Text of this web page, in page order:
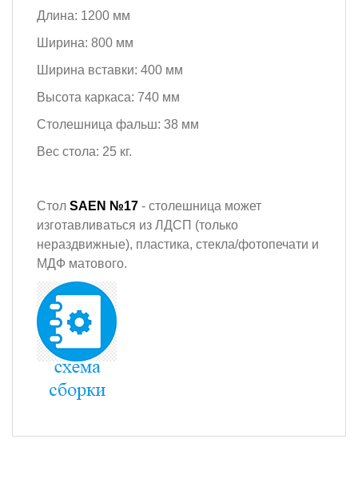
Длина: 1200 мм
Ширина: 800 мм
Ширина вставки: 400 мм
Высота каркаса: 740 мм
Столешница фальш: 38 мм
Вес стола: 25 кг.
Стол SAEN №17 - столешница может
изготавливаться из ЛДСП (только
нераздвижные), пластика, стекла/фотопечати и
МДФ матового.